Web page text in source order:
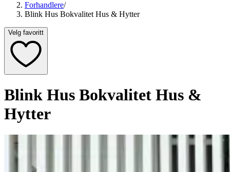
Forhandlere/
Blink Hus Bokvalitet Hus & Hytter
Velg favoritt
Blink Hus Bokvalitet Hus &
Hytter